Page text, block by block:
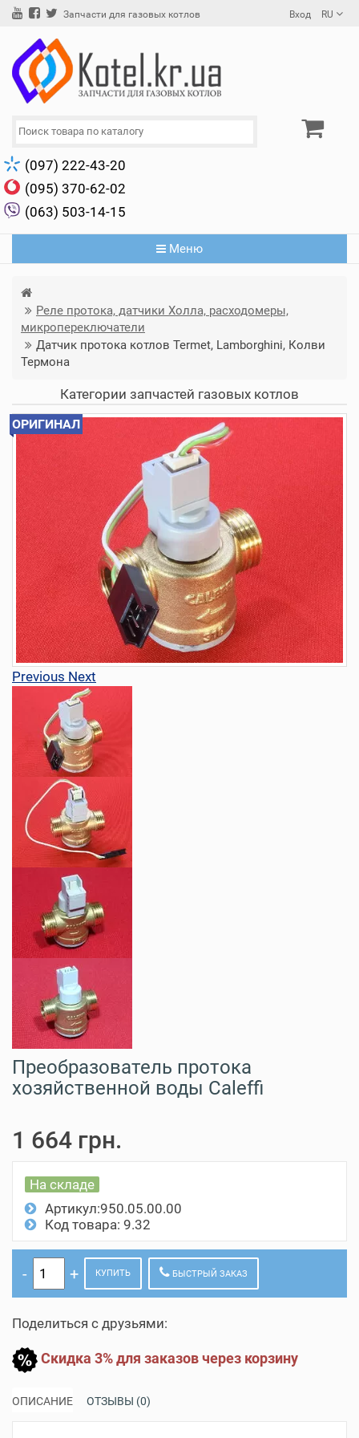
Запчасти для газовых котлов Вход RU
(097) 222-43-20
(095) 370-62-02
(063) 503-14-15
Меню
Реле протока, датчики Холла, расходомеры,
микропереключатели
Датчик протока котлов Termet, Lamborghini, Колви
Термона
Категории запчастей газовых котлов
ОРИГИНАЛ
Previous Next
Преобразователь протока
хозяйственной воды Caleffi
1 664 грн.
На складе
Артикул:950.05.00.00
Код товара: 9.32
КУПИТЬ БЫСТРЫЙ ЗАКАЗ
Поделиться с друзьями:
Скидка 3% для заказов через корзину
ОПИСАНИЕ ОТЗЫВЫ (0)